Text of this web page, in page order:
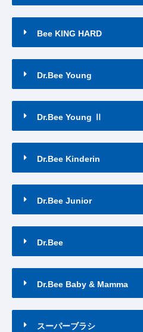
Bee KING HARD
Dr.Bee Young
Dr.Bee Young Ⅱ
Dr.Bee Kinderin
Dr.Bee Junior
Dr.Bee
Dr.Bee Baby & Mamma
スーパーブラシ